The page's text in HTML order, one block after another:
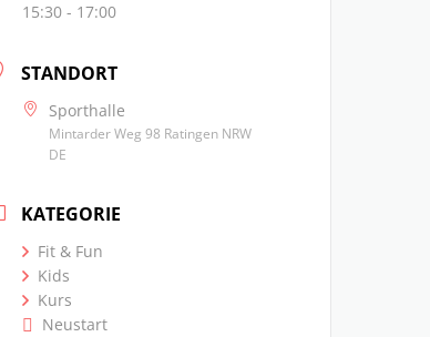
15:30 - 17:00
STANDORT
Sporthalle
Mintarder Weg 98 Ratingen NRW
DE
KATEGORIE
Fit & Fun
Kids
Kurs
Neustart